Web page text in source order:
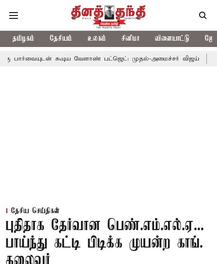
தமிழகம் தேசியம் உலகம் சினிமா விளையாட்டு
கூடிய வேளாண் பட்ஜெட்: முதல்-அமைச்சர் விஜய் தமிழக
தேசிய செய்திகள்
புதிதாக தேர்வான பெண்.எம்.எல்.ஏ...
பாய்ந்து கட்டி பிடிக்க முயன்ற காங்.